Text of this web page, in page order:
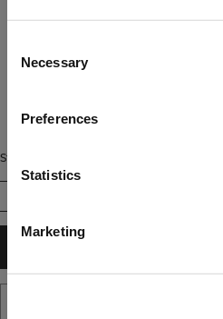
Selection
Necessary
Preferences
Statistics
Marketing
Størrelse
TILFØJ TIL